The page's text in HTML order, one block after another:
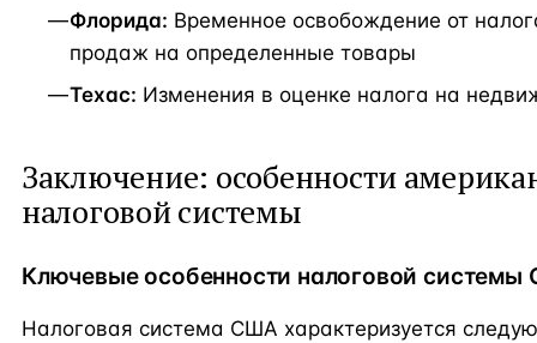
Флорида: Временное освобождение от
продаж на определенные товары
Техас: Изменения в оценке налога на
Заключение: особенности
налоговой системы
Ключевые особенности налоговой
Налоговая система США характеризуется